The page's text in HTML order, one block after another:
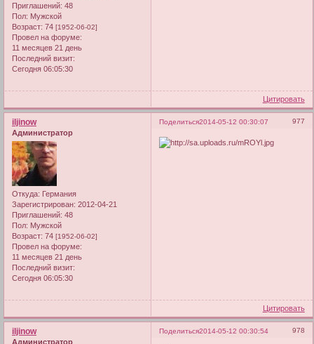
Приглашений: 48
Пол: Мужской
Возраст: 74 [1952-06-02]
Провел на форуме:
11 месяцев 21 день
Последний визит:
Сегодня 06:05:30
Цитировать
Поделиться 977
2014-05-12 00:30:07
iljinow
Администратор
Откуда: Германия
Зарегистрирован: 2012-04-21
Приглашений: 48
Пол: Мужской
Возраст: 74 [1952-06-02]
Провел на форуме:
11 месяцев 21 день
Последний визит:
Сегодня 06:05:30
Цитировать
Поделиться 978
2014-05-12 00:30:54
iljinow
Администратор